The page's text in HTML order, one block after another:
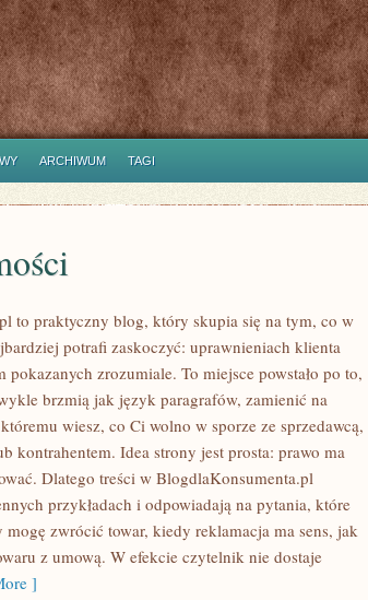
ARCHIWUM TAGI
to praktyczny blog, który skupia się na tym, co w
potrafi zaskoczyć: uprawnieniach klienta
zrozumiale. To miejsce powstało po to,
brzmią jak język paragrafów, zamienić na
wiesz, co Ci wolno w sporze ze sprzedawcą,
kontrahentem. Idea strony jest prosta: prawo ma
Dlatego treści w BlogdlaKonsumenta.pl
przykładach i odpowiadają na pytania, które
mogę zwrócić towar, kiedy reklamacja ma sens, jak
z umową. W efekcie czytelnik nie dostaje
]